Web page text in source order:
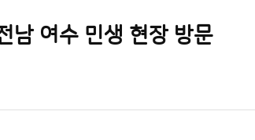
남 여수 민생 현장 방문